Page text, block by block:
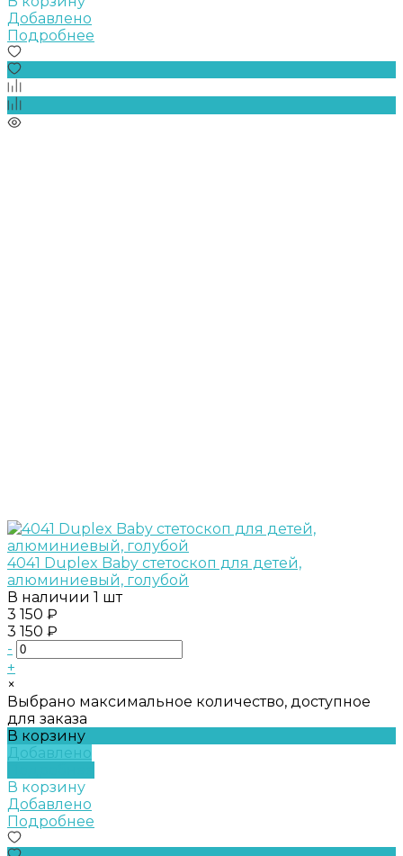
Добавлено
Подробнее
4041 Duplex Baby стетоскоп для детей,
алюминиевый, голубой
В наличии 1 шт
3 150 ₽
3 150 ₽
-
+
×
Выбрано максимальное количество, доступное
для заказа
В корзину
Добавлено
В корзину
Добавлено
Подробнее